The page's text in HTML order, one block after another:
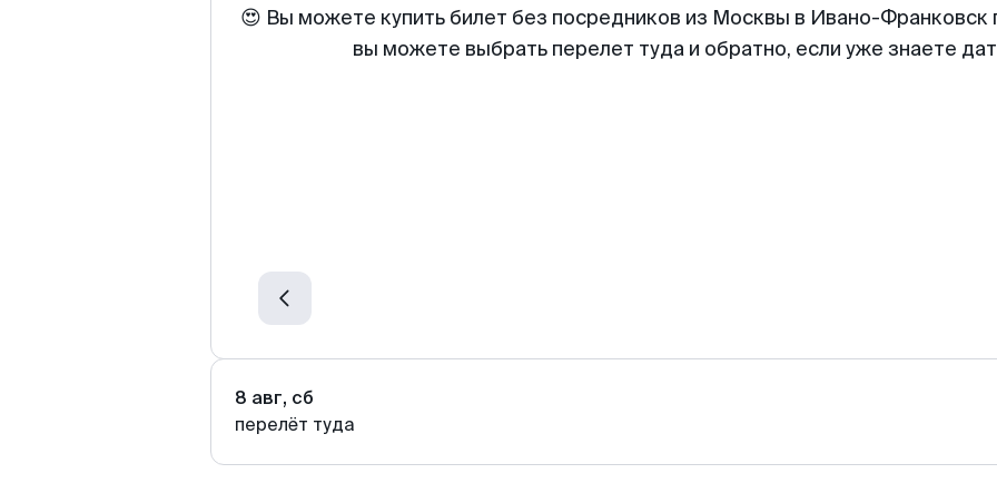
😍 Вы можете купить билет без посредников из Москвы в Ивано-Франковск
вы можете выбрать перелет туда и обратно, если уже знаете
8 авг, сб
перелёт туда